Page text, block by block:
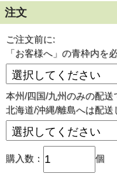
ャンセル不可】となってお
※この商品は取扱い商社よ
同封しておりません。
建築現場廃材処理の必需品
■土・砂用:打ち込み本数(
う袋
■サイズ：480×620mm
■入数：400枚
■ポリエチレン製
注文
ご注文前に:
「お客様へ」の青枠内を
本州/四国/九州のみの配送
北海道/沖縄/離島へは配送
購入数： 個